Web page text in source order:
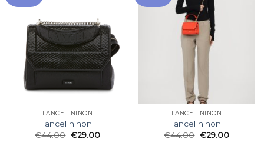
LANCEL NINON
lancel ninon
€44.00 €29.00
LANCEL NINON
lancel ninon
€44.00 €29.00